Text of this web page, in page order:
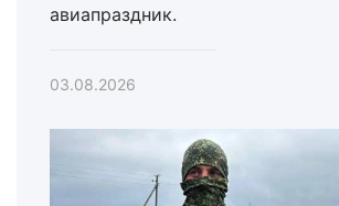
авиапраздник.
03.08.2026